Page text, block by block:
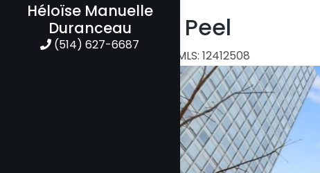
Héloïse Manuelle
Duranceau
(514) 627-6687
3432 Rue Peel
Maison à étages | MLS: 12412508